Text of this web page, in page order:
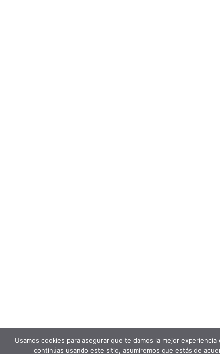
Usamos cookies para asegurar que te damos la mejor experiencia
continúas usando este sitio, asumiremos que estás de